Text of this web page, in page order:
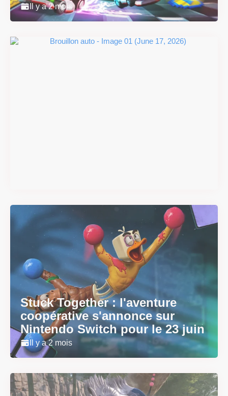
Il y a 2 mois
Stuck Together : l'aventure
coopérative s'annonce sur
Nintendo Switch pour le 23 juin
Il y a 2 mois